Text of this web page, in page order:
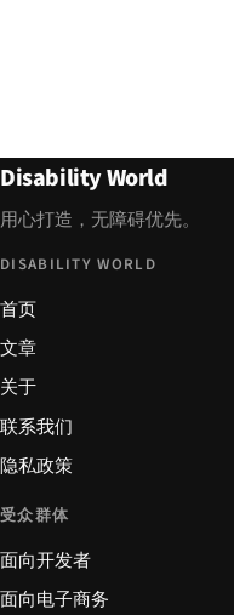
Disability World
用心打造，无障碍优先。
DISABILITY WORLD
首页
文章
关于
联系我们
隐私政策
受众群体
面向开发者
面向电子商务